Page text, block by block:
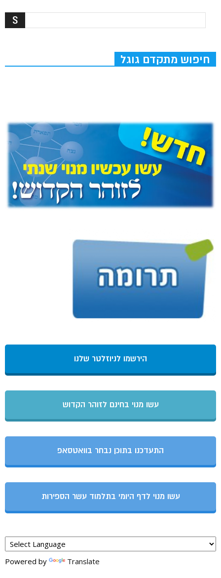
חיפוש מתקדם גוגל
הירשמו לניוזלטר שלנו
עשו מנוי בחינם לזוהר הקדוש
התעדכנו בתוכן נבחר בוואטסאפ
עשו מנוי לדף היומי בתלמוד עשר הספירות
Powered by Translate